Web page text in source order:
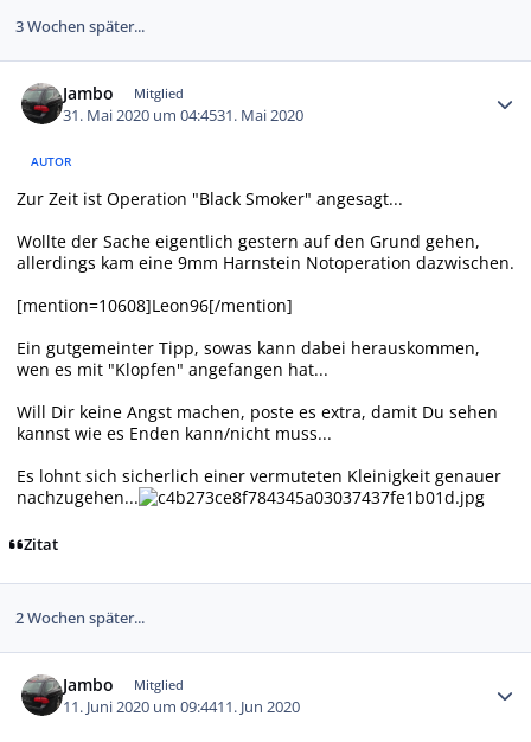
3 Wochen später...
Jambo Mitglied
31. Mai 2020 um 04:4531. Mai 2020
AUTOR
Zur Zeit ist Operation "Black Smoker" angesagt...
Wollte der Sache eigentlich gestern auf den Grund gehen,
allerdings kam eine 9mm Harnstein Notoperation dazwischen.
[mention=10608]Leon96[/mention]
Ein gutgemeinter Tipp, sowas kann dabei herauskommen,
wen es mit "Klopfen" angefangen hat...
Will Dir keine Angst machen, poste es extra, damit Du sehen
kannst wie es Enden kann/nicht muss...
Es lohnt sich sicherlich einer vermuteten Kleinigkeit genauer
nachzugehen...
Zitat
2 Wochen später...
Jambo Mitglied
11. Juni 2020 um 09:4411. Jun 2020